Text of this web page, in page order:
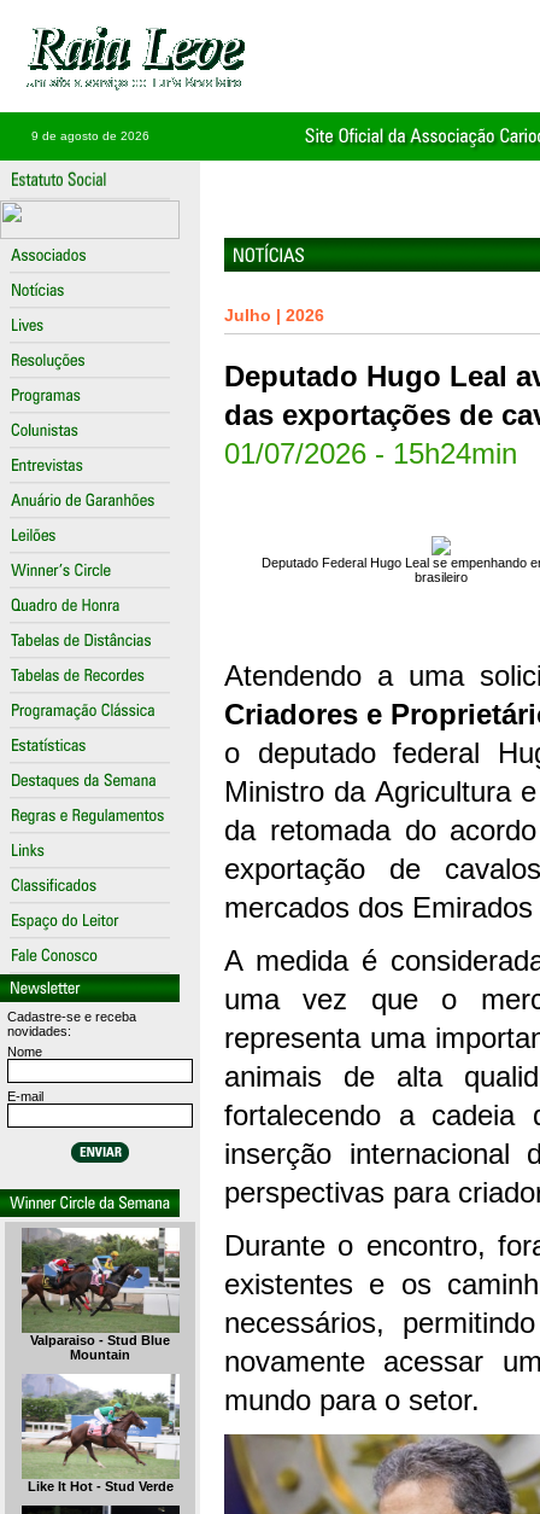
9 de agosto de 2026
Cadastre-se e receba
novidades:
Nome
E-mail
Valparaiso - Stud Blue
Mountain
Like It Hot - Stud Verde
Julho | 2026
Deputado Hugo Leal
das exportações de
01/07/2026 - 15h24min
Deputado Federal Hugo Leal se empenhando
brasileiro
Atendendo a uma
Criadores e
o deputado federal
Ministro da Agricultura
da retomada do
exportação de
mercados dos
A medida é
uma vez que o
representa uma
animais de alta
fortalecendo a cadeia
inserção internacional
perspectivas para
Durante o encontro,
existentes e os
necessários,
novamente acessar
mundo para o setor.